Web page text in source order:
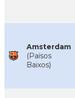
Amsterdam
(Països
Baixos)